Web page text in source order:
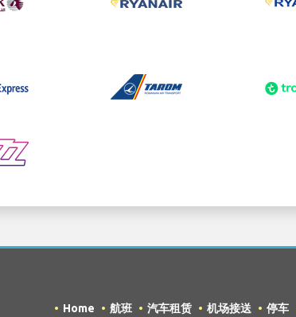
Home 航班 汽车租赁 机场接送 停车